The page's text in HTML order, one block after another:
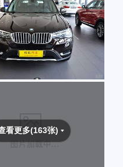
看更多(163张)